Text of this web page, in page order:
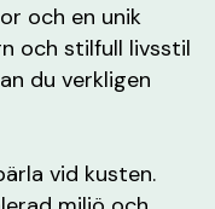
och en unik
och stilfull livsstil
du verkligen
vid kusten.